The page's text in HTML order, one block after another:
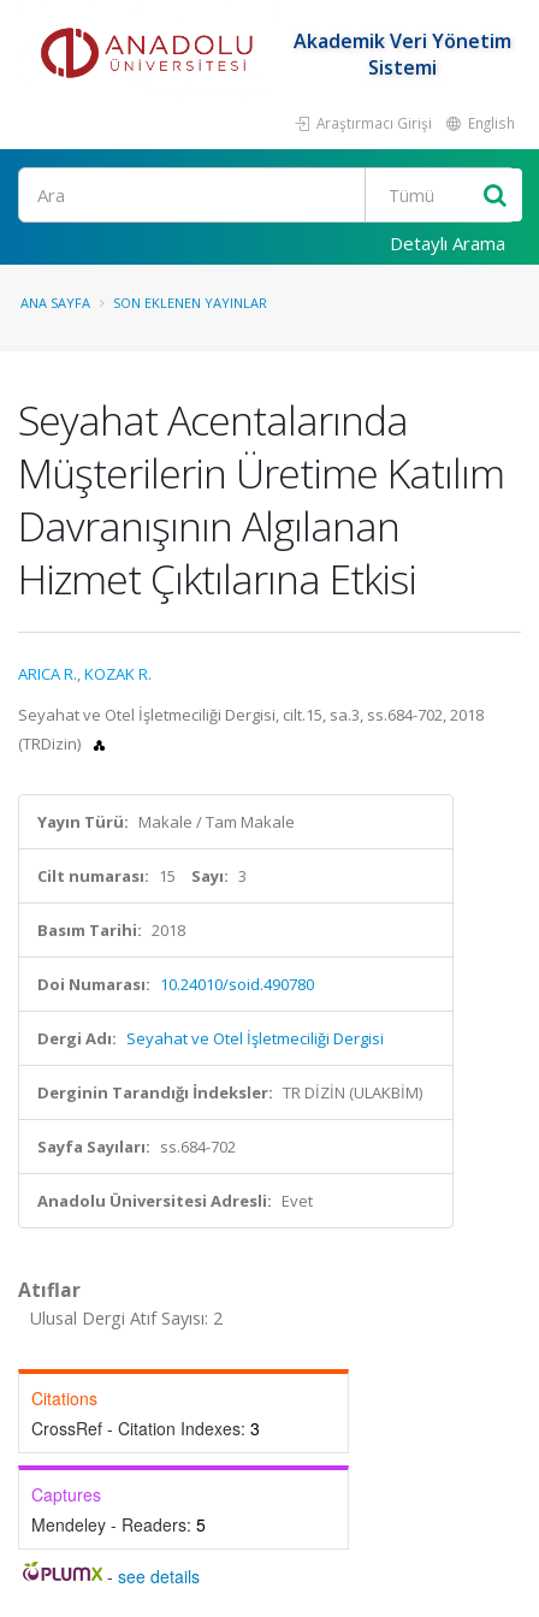
Akademik Veri Yönetim
Sistemi
Araştırmacı Girişi English
Ara
Detaylı Arama
ANA SAYFA SON EKLENEN YAYINLAR
Seyahat Acentalarında
Müşterilerin Üretime Katılım
Davranışının Algılanan
Hizmet Çıktılarına Etkisi
ARICA R.,KOZAK R.
Seyahat ve Otel İşletmeciliği Dergisi, cilt.15, sa.3, ss.684-702, 2018
(TRDizin)
Yayın Türü: Makale / Tam Makale
Cilt numarası: 15 Sayı: 3
Basım Tarihi: 2018
Doi Numarası: 10.24010/soid.490780
Dergi Adı: Seyahat ve Otel İşletmeciliği Dergisi
Derginin Tarandığı İndeksler: TR DİZİN (ULAKBİM)
Sayfa Sayıları: ss.684-702
Anadolu Üniversitesi Adresli: Evet
Atıflar
Ulusal Dergi Atıf Sayısı: 2
Citations
CrossRef - Citation Indexes: 3
Captures
Mendeley - Readers: 5
- see details